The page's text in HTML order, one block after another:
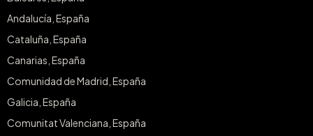
Andalucía, España
Cataluña, España
Canarias, España
Comunidad de Madrid, España
Galicia, España
Comunitat Valenciana, España